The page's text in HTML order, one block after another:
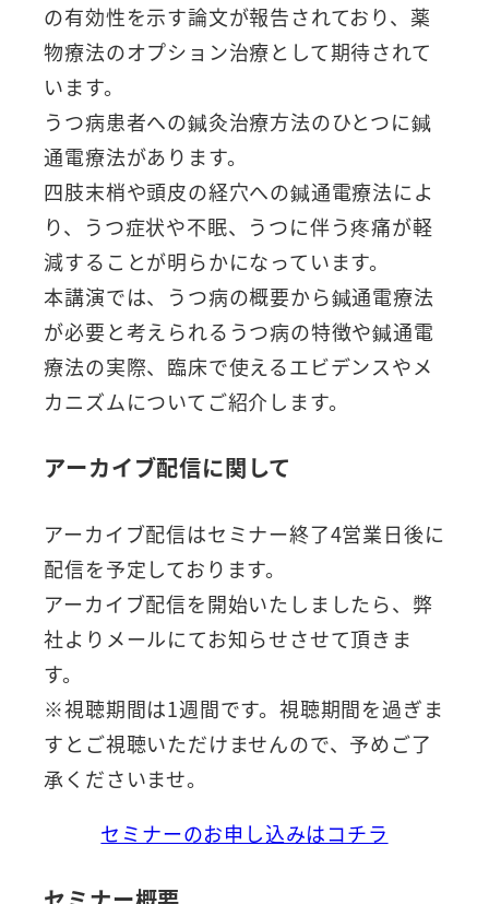
の有効性を示す論文が報告されており、薬
物療法のオプション治療として期待されて
います。
うつ病患者への鍼灸治療方法のひとつに鍼
通電療法があります。
四肢末梢や頭皮の経穴への鍼通電療法によ
り、うつ症状や不眠、うつに伴う疼痛が軽
減することが明らかになっています。
本講演では、うつ病の概要から鍼通電療法
が必要と考えられるうつ病の特徴や鍼通電
療法の実際、臨床で使えるエビデンスやメ
カニズムについてご紹介します。
アーカイブ配信に関して
アーカイブ配信はセミナー終了4営業日後に
配信を予定しております。
アーカイブ配信を開始いたしましたら、弊
社よりメールにてお知らせさせて頂きま
す。
※視聴期間は1週間です。視聴期間を過ぎま
すとご視聴いただけませんので、予めご了
承くださいませ。
セミナーのお申し込みはコチラ